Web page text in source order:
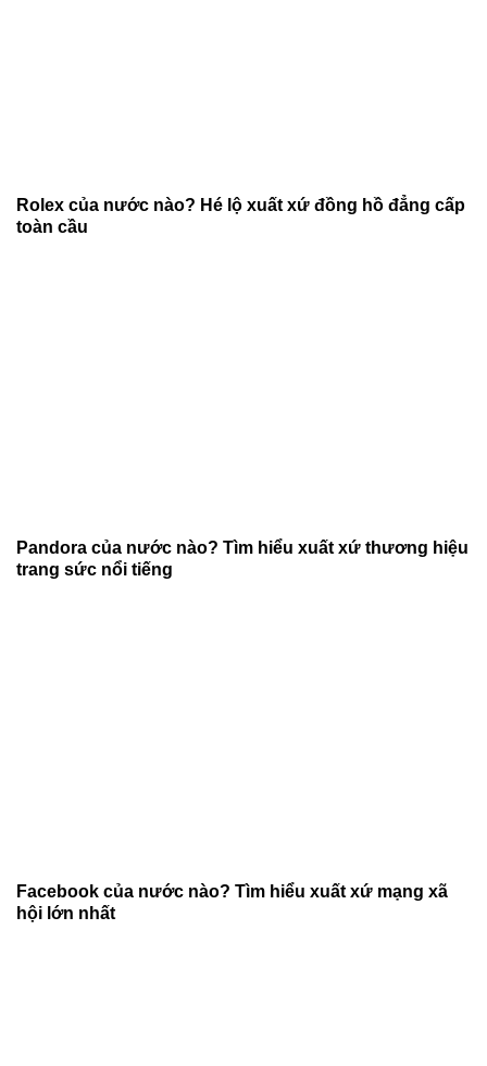
Rolex của nước nào? Hé lộ xuất xứ đồng hồ đẳng cấp
toàn cầu
Pandora của nước nào? Tìm hiểu xuất xứ thương hiệu
trang sức nổi tiếng
Facebook của nước nào? Tìm hiểu xuất xứ mạng xã
hội lớn nhất